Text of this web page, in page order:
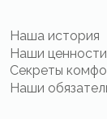
Наша история
Наши ценности
Секреты
Наши